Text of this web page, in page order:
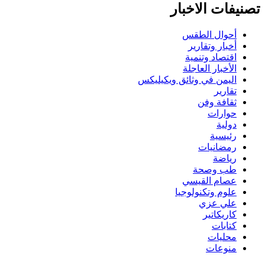
تصنيفات الاخبار
أحوال الطقس
أخبار وتقارير
اقتصاد وتنمية
الأخبار العاجلة
اليمن في وثائق ويكيليكس
تقارير
ثقافة وفن
حوارات
دولية
رئيسية
رمضانيات
رياضة
طب وصحة
عصام القيسي
علوم وتكنولوجيا
علي عزي
كاريكاتير
كتابات
محليات
منوعات